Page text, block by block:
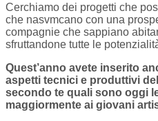
Cerchiamo dei progetti che
che nasvmcano con una
compagnie che sappiano
sfruttandone tutte le
Quest’anno avete inserito
aspetti tecnici e produttivi
secondo te quali sono oggi
maggiormente ai giovani